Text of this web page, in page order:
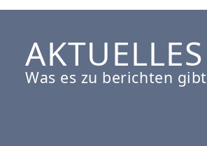
N
AKTUELLES
Was es zu berichten gibt